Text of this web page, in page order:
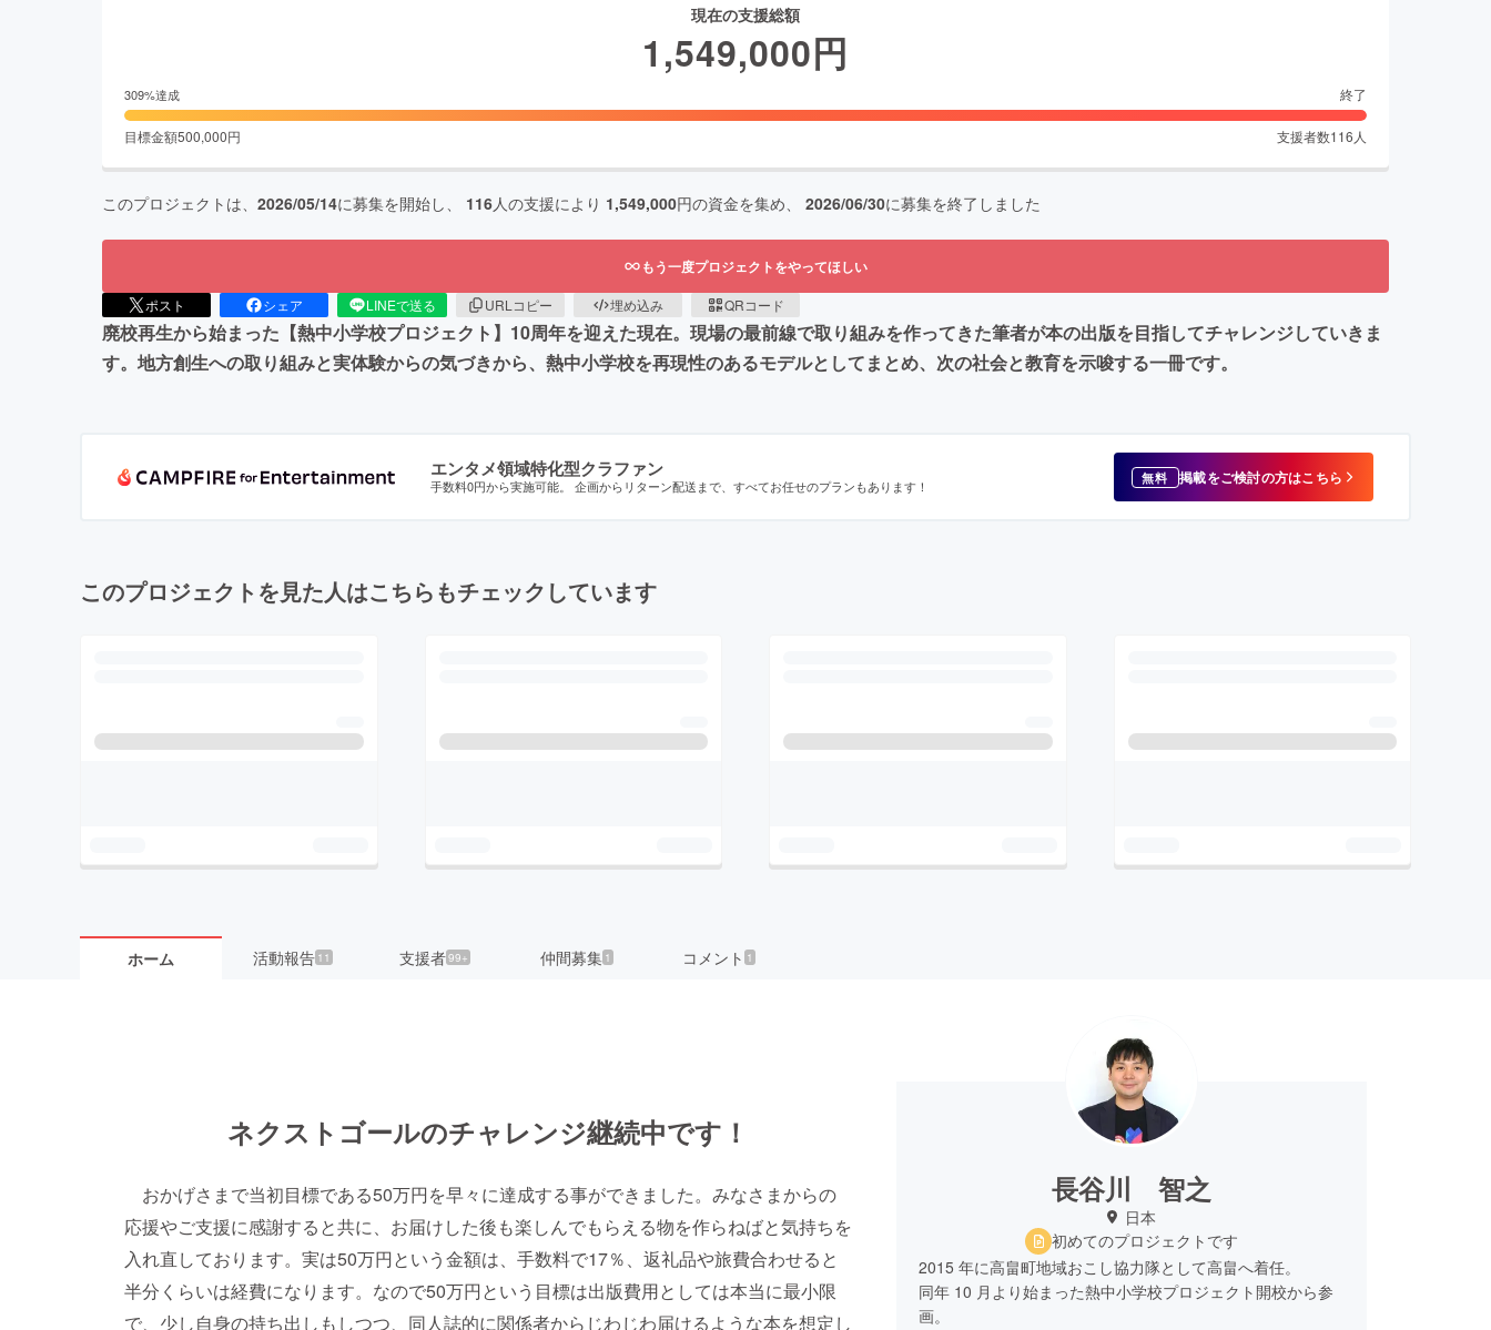
現在の支援総額
1,549,000円
309%達成 終了
目標金額500,000円 支援者数116 人
このプロジェクトは、 2026/05/14に募集を開始し、 116人の支援により 1,549,000円の資金を集め、 2026/06/30に募集を終了しました
もう一度プロジェクトをやってほしい
ポスト シェア LINEで送る URLコピー 埋め込み QRコード
廃校再生から始まった【熱中小学校プロジェクト】10周年を迎えた現在。現場の最前線で取り組みを作ってきた筆者が本の出版を目指してチャレンジしていきま
す。地方創生への取り組みと実体験からの気づきから、熱中小学校を再現性のあるモデルとしてまとめ、次の社会と教育を示唆する一冊です。
エンタメ領域特化型クラファン
手数料0円から実施可能。 企画からリターン配送まで、すべてお任せのプランもあります！ 無料 掲載をご検討の方はこちら
このプロジェクトを見た人はこちらもチェックしています
ホーム 活動報告 11 支援者99+ 仲間募集 1 コメント 1
ネクストゴールのチャレンジ継続中です！
おかげさまで当初目標である50万円を早々に達成する事ができました。みなさまからの
応援やご支援に感謝すると共に、お届けした後も楽しんでもらえる物を作らねばと気持ちを
入れ直しております。実は50万円という金額は、手数料で17％、返礼品や旅費合わせると
半分くらいは経費になります。なので50万円という目標は出版費用としては本当に最小限
で、少し自身の持ち出しもしつつ、同人誌的に関係者からじわじわ届けるような本を想定し
長谷川 智之
日本
初めてのプロジェクトです
2015 年に高畠町地域おこし協力隊として高畠へ着任。
同年 10 月より始まった熱中小学校プロジェクト開校から参
画。